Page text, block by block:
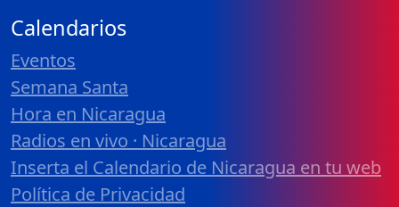
Calendarios
Eventos
Semana Santa
Hora en Nicaragua
Radios en vivo · Nicaragua
Inserta el Calendario de Nicaragua en tu web
Política de Privacidad